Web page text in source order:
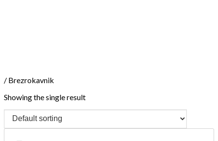
/ Brezrokavnik
Showing the single result